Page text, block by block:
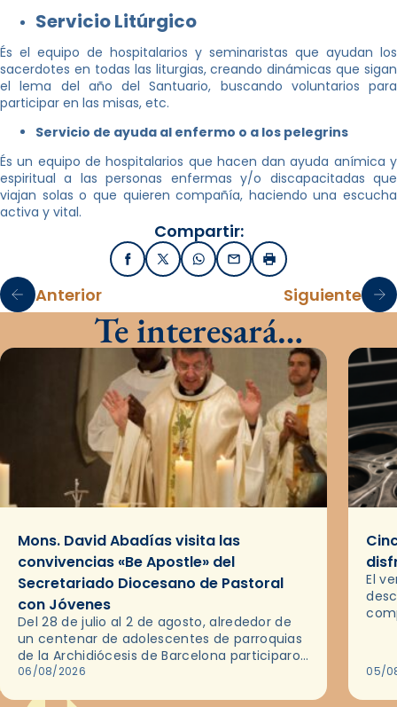
Servicio Litúrgico
És el equipo de hospitalarios y seminaristas que ayudan los
sacerdotes en todas las liturgias, creando dinámicas que sigan
el lema del año del Santuario, buscando voluntarios para
participar en las misas, etc.
Servicio de ayuda al enfermo o a los pelegrins
És un equipo de hospitalarios que hacen dan ayuda anímica y
espiritual a las personas enfermas y/o discapacitadas que
viajan solas o que quieren compañía, haciendo una escucha
activa y vital.
Compartir:
FacebookX / TwitterWhatsApp
EmailImprimir
Anterior Siguiente
Te interesará…
Mons. David Abadías visita las
convivencias «Be Apostle» del
Secretariado Diocesano de Pastoral
con Jóvenes
Del 28 de julio al 2 de agosto, alrededor de
un centenar de adolescentes de parroquias
de la Archidiócesis de Barcelona participaron
en las convivencias Be Apostle, organizadas
06/08/2026
El
05/